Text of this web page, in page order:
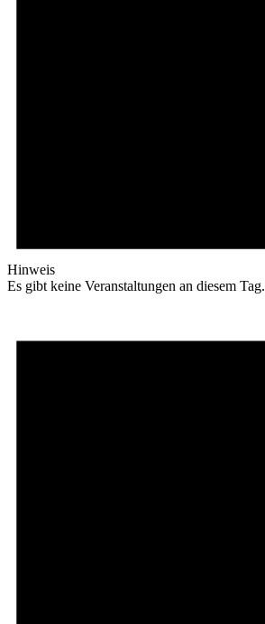
Hinweis
Es gibt keine Veranstaltungen an diesem Tag.